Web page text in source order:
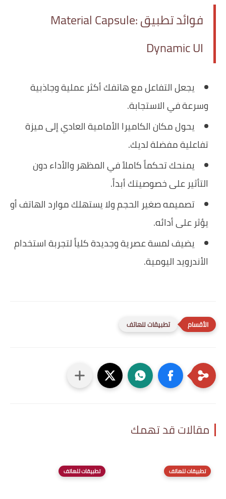
فوائد تطبيق Material Capsule:
Dynamic UI
يجعل التفاعل مع هاتفك أكثر عملية وجاذبية
وسرعة في الاستجابة.
يحول مكان الكاميرا الأمامية العادي إلى ميزة
تفاعلية مفضلة لديك.
يمنحك تحكماً كاملاً في المظهر والأداء دون
التأثير على خصوصيتك أبداً.
تصميمه صغير الحجم ولا يستهلك موارد الهاتف أو
يؤثر على أدائه.
يضيف لمسة عصرية وجديدة كلياً لتجربة استخدام
الأندرويد اليومية.
تطبيقات للهاتف
مقالات قد تهمك
تطبيقات للهاتف تطبيقات للهاتف